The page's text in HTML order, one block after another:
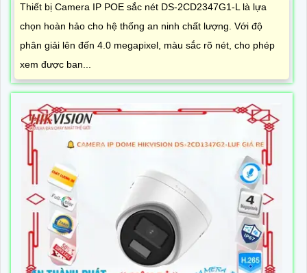
Thiết bị Camera IP POE sắc nét DS-2CD2347G1-L là lựa
chọn hoàn hảo cho hệ thống an ninh chất lượng. Với độ
phân giải lên đến 4.0 megapixel, màu sắc rõ nét, cho phép
xem được ban...